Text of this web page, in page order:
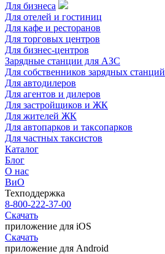
Для бизнеса
Для отелей и гостиниц
Для кафе и ресторанов
Для торговых центров
Для бизнес-центров
Зарядные станции для АЗС
Для собственников зарядных станций
Для автодилеров
Для агентов и дилеров
Для застройщиков и ЖК
Для жителей ЖК
Для автопарков и таксопарков
Для частных таксистов
Каталог
Блог
О нас
ВиО
Техподдержка
8-800-222-37-00
Скачать
приложение для iOS
Скачать
приложение для Android